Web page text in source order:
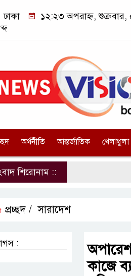
ঢাকা
১২:২৩ অপরাহ্ন,
অর্থনীতি আন্তর্জাতিক খেলাধুলা
শিরোনাম ::
প্রচ্ছদ / সারাদেশ
কাজে
: